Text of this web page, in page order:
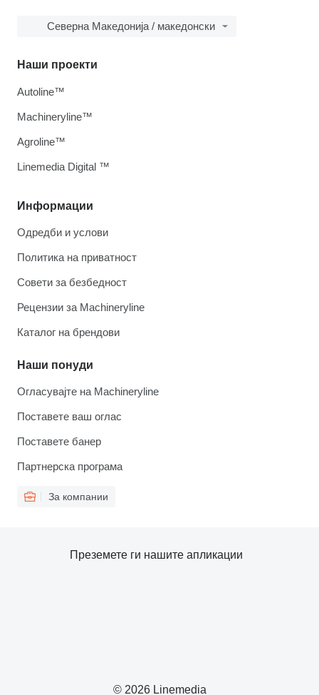
Северна Македонија / македонски
Информации
Одредби и услови
Политика на приватност
Совети за безбедност
Рецензии за Machineryline
Каталог на брендови
Наши понуди
Огласувајте на Machineryline
Поставете ваш оглас
Поставете банер
Партнерска програма
За компании
Наши проекти
Autoline™
Machineryline™
Agroline™
Linemedia Digital ™
© 2026 Linemedia
Преземете ги нашите апликации